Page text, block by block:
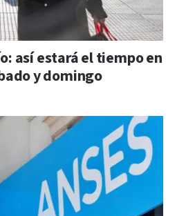
así estará el tiempo en
y domingo